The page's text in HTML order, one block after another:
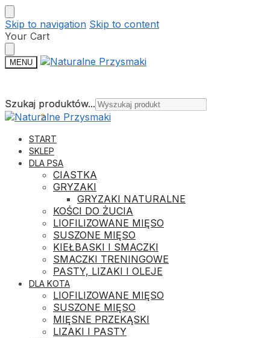
Skip to navigation Skip to content
Your Cart
MENU
Szukaj produktów...
30,19ZŁ 2
Szukaj produktów...
START
SKLEP
DLA PSA
CIASTKA
GRYZAKI
GRYZAKI NATURALNE
KOŚCI DO ŻUCIA
LIOFILIZOWANE MIĘSO
SUSZONE MIĘSO
KIEŁBASKI I SMACZKI
SMACZKI TRENINGOWE
PASTY, LIZAKI I OLEJE
DLA KOTA
LIOFILIZOWANE MIĘSO
SUSZONE MIĘSO
MIĘSNE PRZEKĄSKI
LIZAKI I PASTY